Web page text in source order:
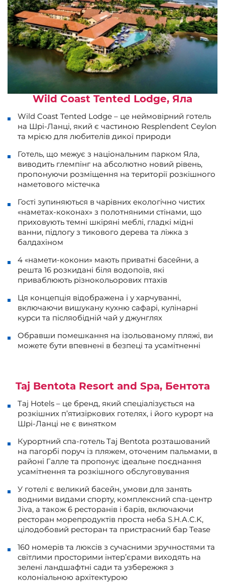
Wild Coast Tented Lodge, Яла
Wild Coast Tented Lodge – це неймовірний готель
на Шрі-Ланці, який є частиною Resplendent Ceylon
та мрією для любителів дикої природи
Готель, що межує з національним парком Яла,
виводить глемпінг на абсолютно новий рівень,
пропонуючи розміщення на території розкішного
наметового містечка
Гості зупиняються в чарівних екологічно чистих
«наметах-коконах» з полотняними стінами, що
приховують темні шкіряні меблі, гладкі мідні
ванни, підлогу з тикового дерева та ліжка з
балдахіном
4 «намети-кокони» мають приватні басейни, а
решта 16 розкидані біля водопоїв, які
приваблюють різнокольорових птахів
Ця концепція відображена і у харчуванні,
включаючи вишукану кухню сафарі, кулінарні
курси та післяобідній чай у джунглях
Обравши помешкання на ізольованому пляжі, ви
можете бути впевнені в безпеці та усамітненні
Taj Bentota Resort and Spa, Бентота
Taj Hotels – це бренд, який спеціалізується на
розкішних п’ятизіркових готелях, і його курорт на
Шрі-Ланці не є винятком
Курортний спа-готель Taj Bentota розташований
на пагорбі поруч із пляжем, оточеним пальмами, в
районі Галле та пропонує ідеальне поєднання
усамітнення та розкішного обслуговування
У готелі є великий басейн, умови для занять
водними видами спорту, комплексний спа-центр
Jiva, а також 6 ресторанів і барів, включаючи
ресторан морепродуктів проста неба S.H.A.C.K,
цілодобовий ресторан та пристрасний бар Tease
160 номерів та люксів з сучасними зручностями та
світлими просторими інтер’єрами виходять на
зелені ландшафтні сади та узбережжя з
колоніальною архітектурою